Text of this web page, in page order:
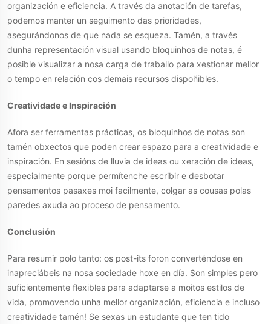
organización e eficiencia. A través da anotación de tarefas,
podemos manter un seguimento das prioridades,
asegurándonos de que nada se esqueza. Tamén, a través
dunha representación visual usando bloquinhos de notas, é
posible visualizar a nosa carga de traballo para xestionar mellor
o tempo en relación cos demais recursos dispoñibles.
Creatividade e Inspiración
Afora ser ferramentas prácticas, os bloquinhos de notas son
tamén obxectos que poden crear espazo para a creatividade e
inspiración. En sesións de lluvia de ideas ou xeración de ideas,
especialmente porque permítenche escribir e desbotar
pensamentos pasaxes moi facilmente, colgar as cousas polas
paredes axuda ao proceso de pensamento.
Conclusión
Para resumir polo tanto: os post-its foron converténdose en
inapreciábeis na nosa sociedade hoxe en día. Son simples pero
suficientemente flexibles para adaptarse a moitos estilos de
vida, promovendo unha mellor organización, eficiencia e incluso
creatividade tamén! Se sexas un estudante que ten tido